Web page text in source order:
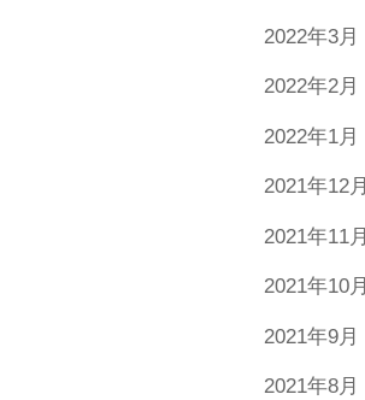
2022年3月
2022年2月
2022年1月
2021年12月
2021年11月
2021年10月
2021年9月
2021年8月